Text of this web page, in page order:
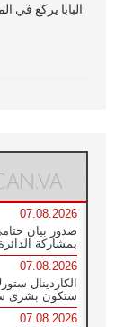
البابا يركع في
07.08.2026
صدور بيان
بمشاركة الدائرة
07.08.2026
الكاردينال
ستكون بشرى
07.08.2026